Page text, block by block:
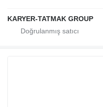
KARYER-TATMAK GROUP